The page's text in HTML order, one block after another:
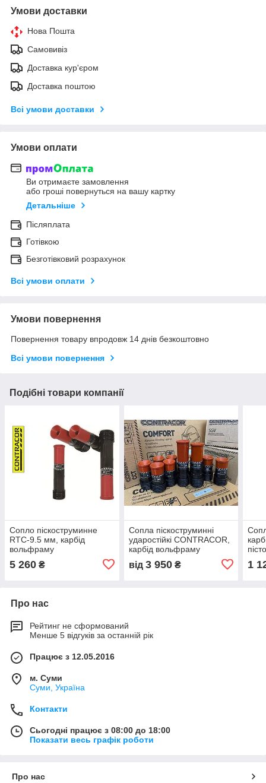
Умови доставки
Нова Пошта
Самовивіз
Доставка кур'єром
Доставка поштою
Всі умови доставки
Умови оплати
Ви отримаєте замовлення
або гроші повернуться на вашу картку
Детальніше
Післяплата
Готівкою
Безготівковий розрахунок
Всі умови оплати
Умови повернення
Повернення товару впродовж 14 днів безкоштовно
Всі умови повернення
Подібні товари компанії
Сопло піскоструминне
RTC-9.5 мм, карбід
вольфраму
5 260 ₴
Сопла піскоструминні
ударостійкі CONTRACOR,
карбід вольфраму
від 3 950₴ 1
Про нас
Рейтинг не сформований
Менше 5 відгуків за останній рік
Працює з 12.05.2016
м. Суми
Суми, Україна
Контакти
Сьогодні працює з 08:00 до 18:00
Показати весь графік роботи
Про нас